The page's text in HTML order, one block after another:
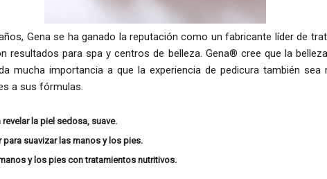
Gena se ha ganado la reputación como un fabricante líder de
resultados para spa y centros de belleza. Gena® cree que la
mucha importancia a que la experiencia de pedicura también sea
a sus fórmulas.
la piel sedosa, suave.
suavizar las manos y los pies.
y los pies con tratamientos nutritivos.